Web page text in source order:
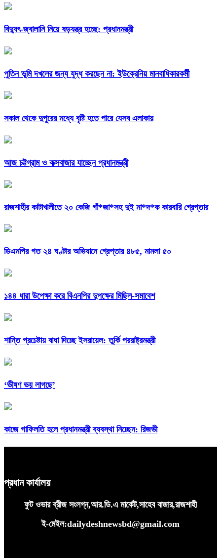
বিদ্যুৎ-জ্বালানি নিয়ে ষড়যন্ত্র হচ্ছে: প্রধানমন্ত্রী
পুতিন ভূমি দখলের জন্য যুদ্ধ করছেন না: ইউক্রেনিয় মানবাধিকারকর্মী
সকাল থেকে দুপুরের মধ্যে বৃষ্টি হতে পারে যেসব এলাকায়
আজ চট্টগ্রাম ও কক্সবাজার যাচ্ছেন প্রধানমন্ত্রী
রাজশাহীর কাটাখালীতে ২০ কেজি গাঁ*জা*সহ দুই মা*দ*ক কারবারি গ্রেপ্তার
ডিএমপির গত ২৪ ঘণ্টার অভিযানে গ্রেপ্তার ৪৮৫, মামলা ৫০
১৪৪ ধারা উপেক্ষা করে বিএনপির দুপক্ষের মিছিল-সমাবেশ
শান্তি প্রচেষ্টায় বাধা দিচ্ছে ইসরায়েল: তুর্কি পররাষ্ট্রমন্ত্রী
‘ভীষণ ভয় লাগছে’
কাজে গাফিলতি হলে প্রধানমন্ত্রী ব্যবস্থা নিচ্ছেন: রিজভী
প্রধান কার্যালয়
ফুট ওভার ব্রীজ সংলগ্ন,আর.ডি.এ মার্কেট,সাহেব বাজার,রাজশাহী
ই-মেইল:dailydeshnewsbd@gmail.com